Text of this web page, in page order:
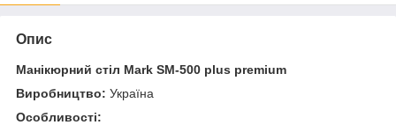
Опис
Манікюрний стіл Mark SM-500 plus premium
Виробництво: Україна
Особливості: